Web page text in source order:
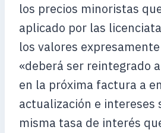
los precios minoristas
aplicado por las
los valores
«deberá ser reintegrado
en la próxima factura a
actualización e intereses
misma tasa de interés